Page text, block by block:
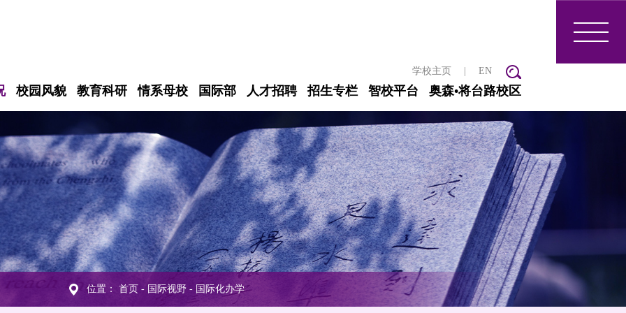
学校主页 EN
校园风貌 教育科研 情系母校 国际部 人才招聘 招生专栏 智校平台 奥森•将台路校区
位置： 首页 - 国际视野- 国际化办学